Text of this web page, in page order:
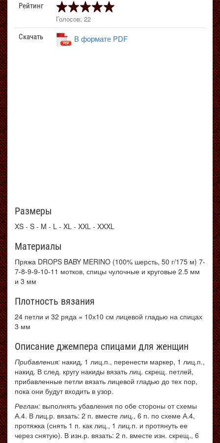
Рейтинг
Голосов: 22
Скачать В формате PDF
Размеры
XS - S - M - L - XL - XXL - XXXL
Материалы
Пряжа DROPS BABY MERINO (100% шерсть, 50 г/175 м) 7-
7-8-9-9-10-11 мотков, спицы чулочные и круговые 2.5 мм
и 3 мм
Плотность вязания
24 петли и 32 ряда = 10х10 см лицевой гладью на спицах
3 мм
Описание джемпера спицами для женщин
Прибавления: накид, 1 лиц.п., перенести маркер, 1 лиц.п.,
накид. В след. кругу накиды вязать лиц. скрещ. петлей,
прибавленные петли вязать лицевой гладью до тех пор,
пока они будут входить в узор.
Реглан: выполнять убавления по обе стороны от схемы
А.4. В лиц.р. вязать: 2 п. вместе лиц., 6 п. по схеме А.4,
протяжка (снять 1 п. как лиц., 1 лиц.п. и протянуть ее
через снятую). В изн.р. вязать: 2 п. вместе изн. скрещ., 6